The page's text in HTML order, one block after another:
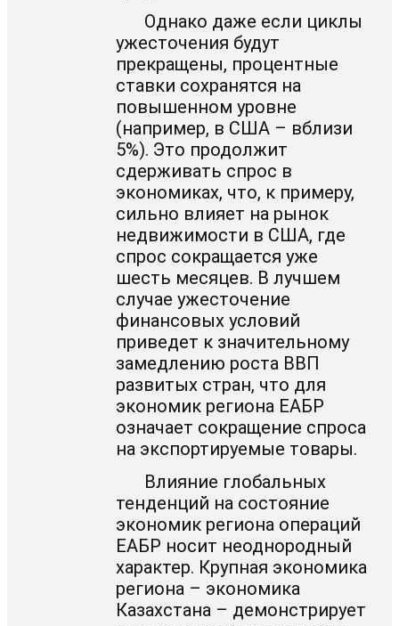
Однако даже если циклы
ужесточения будут
прекращены, процентные
ставки сохранятся на
повышенном уровне
(например, в США – вблизи
5%). Это продолжит
сдерживать спрос в
экономиках, что, к примеру,
сильно влияет на рынок
недвижимости в США, где
спрос сокращается уже
шесть месяцев. В лучшем
случае ужесточение
финансовых условий
приведет к значительному
замедлению роста ВВП
развитых стран, что для
экономик региона ЕАБР
означает сокращение спроса
на экспортируемые товары.
Влияние глобальных
тенденций на состояние
экономик региона операций
ЕАБР носит неоднородный
характер. Крупная экономика
региона – экономика
Казахстана – демонстрирует